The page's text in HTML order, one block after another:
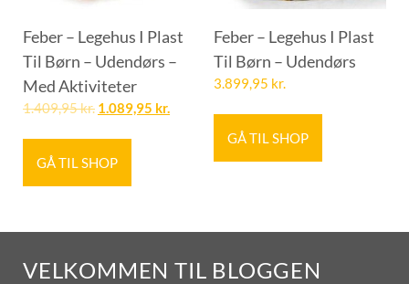
Feber – Legehus I Plast
Til Børn – Udendørs –
Med Aktiviteter
1.409,95kr. 1.089,95 kr.
GÅ TIL SHOP
Feber – Legehus I Plast
Til Børn – Udendørs
3.899,95 kr.
GÅ TIL SHOP
VELKOMMEN TIL BLOGGEN